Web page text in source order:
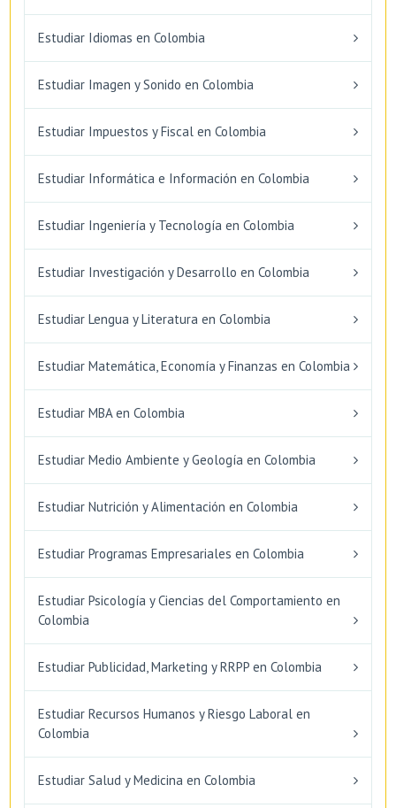
Estudiar Idiomas en Colombia
Estudiar Imagen y Sonido en Colombia
Estudiar Impuestos y Fiscal en Colombia
Estudiar Informática e Información en Colombia
Estudiar Ingeniería y Tecnología en Colombia
Estudiar Investigación y Desarrollo en Colombia
Estudiar Lengua y Literatura en Colombia
Estudiar Matemática, Economía y Finanzas en Colombia
Estudiar MBA en Colombia
Estudiar Medio Ambiente y Geología en Colombia
Estudiar Nutrición y Alimentación en Colombia
Estudiar Programas Empresariales en Colombia
Estudiar Psicología y Ciencias del Comportamiento en
Colombia
Estudiar Publicidad, Marketing y RRPP en Colombia
Estudiar Recursos Humanos y Riesgo Laboral en
Colombia
Estudiar Salud y Medicina en Colombia